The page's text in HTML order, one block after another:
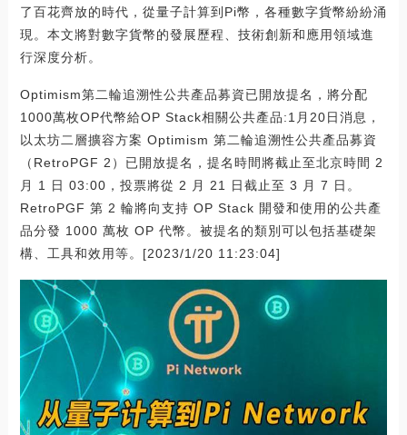
了百花齊放的時代，從量子計算到Pi幣，各種數字貨幣紛紛涌
現。本文將對數字貨幣的發展歷程、技術創新和應用領域進
行深度分析。
Optimism第二輪追溯性公共產品募資已開放提名，將分配
1000萬枚OP代幣給OP Stack相關公共產品:1月20日消息，
以太坊二層擴容方案 Optimism 第二輪追溯性公共產品募資
（RetroPGF 2）已開放提名，提名時間將截止至北京時間 2
月 1 日 03:00，投票將從 2 月 21 日截止至 3 月 7 日。
RetroPGF 第 2 輪將向支持 OP Stack 開發和使用的公共產
品分發 1000 萬枚 OP 代幣。被提名的類別可以包括基礎架
構、工具和效用等。[2023/1/20 11:23:04]